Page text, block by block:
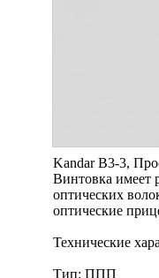
Kandar B3-3,
Винтовка имеет
оптических
оптические
Технические
Тип: ППП